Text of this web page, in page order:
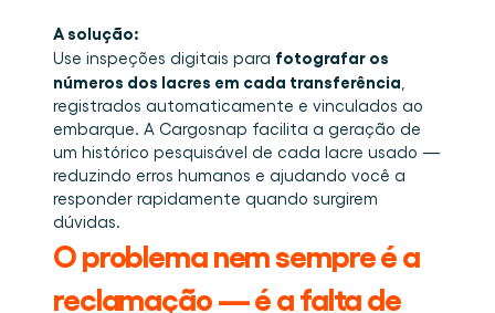
A solução:
Use inspeções digitais para fotografar os
números dos lacres em cada transferência
registrados automaticamente e vinculados ao
embarque. A Cargosnap facilita a geração de
um histórico pesquisável de cada lacre usado —
reduzindo erros humanos e ajudando você a
responder rapidamente quando surgirem
dúvidas.
O problema nem sempre é a
reclamação — é a falta de